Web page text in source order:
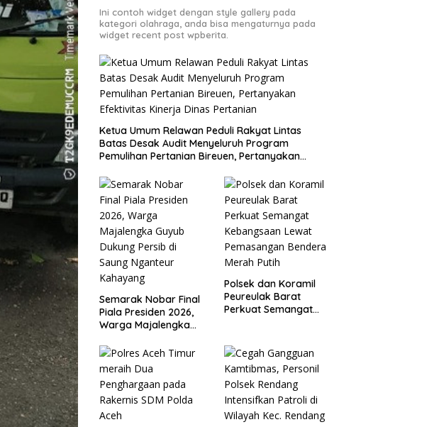
Ini contoh widget dengan style gallery pada
kategori olahraga, anda bisa mengaturnya pada
widget recent post wpberita.
Ketua Umum Relawan Peduli Rakyat Lintas
Batas Desak Audit Menyeluruh Program
Pemulihan Pertanian Bireuen, Pertanyakan
Semarak Nobar Final
Piala Presiden 2026,
Warga Majalengka
di Saung Nganteur
Kahayang
Polsek dan Koramil
Peureulak Barat
Perkuat Semangat
Merah Putih